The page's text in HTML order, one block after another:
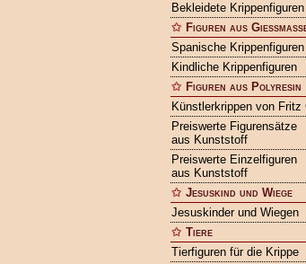
Bekleidete Krippenfiguren
Figuren aus
Spanische Krippenfiguren
Kindliche Krippenfiguren
Figuren aus Polyresin
Künstlerkrippen von Fritz
Preiswerte Figurensätze
aus Kunststoff
Preiswerte Einzelfiguren
aus Kunststoff
Jesuskind und Wiege
Jesuskinder und Wiegen
Tiere
Tierfiguren für die Krippe